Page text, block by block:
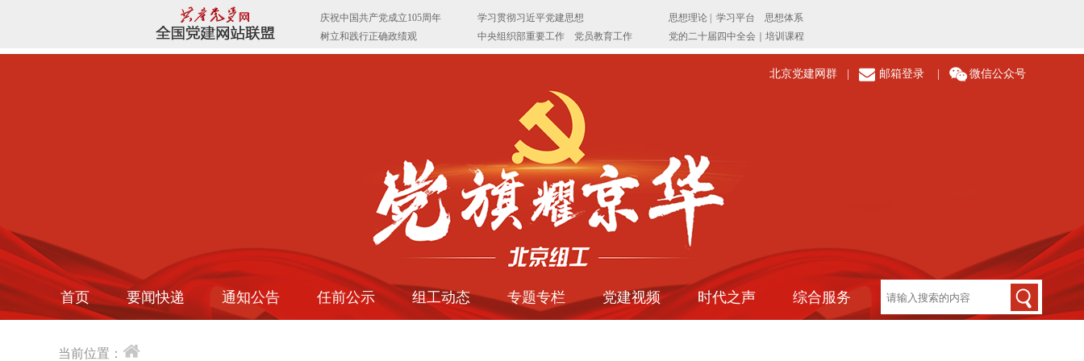
北京党建网群 邮箱登录 微信公众号
首页 要闻快递 通知公告 任前公示 组工动态 专题专栏 党建视频 时代之声 综合服务
当前位置：